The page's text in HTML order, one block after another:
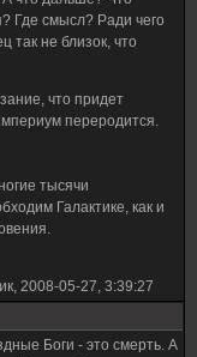
Где смысл? Ради чего
так не близок, что
что придет
переродится.
тысячи
Галактике, как и
2008-05-27, 3:39:27
Боги - это смерть. А